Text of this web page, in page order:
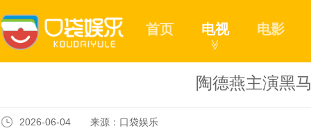
首页 电视
≫
电影
陶德燕主演黑
2026-06-04 来源：口袋娱乐